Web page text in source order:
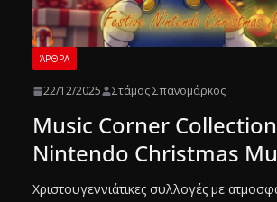
ΆΡΘΡΑ
22/12/2025 Στάμος Σπανομάρκος
Music Corner
Nintendo Christmas
Χριστουγεννιάτικες συλλογές με